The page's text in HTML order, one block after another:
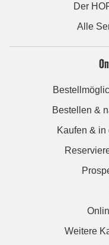
Der
Alle
Bestellen &
Kaufen & in
Weitere